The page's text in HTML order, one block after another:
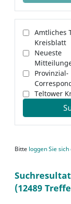
Amtliches
Kreisblatt
Neueste
Provinzial-
Teltower
Bitte loggen Sie sich
(12489